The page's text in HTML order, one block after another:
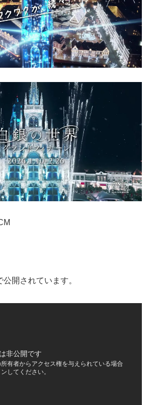
開されています。